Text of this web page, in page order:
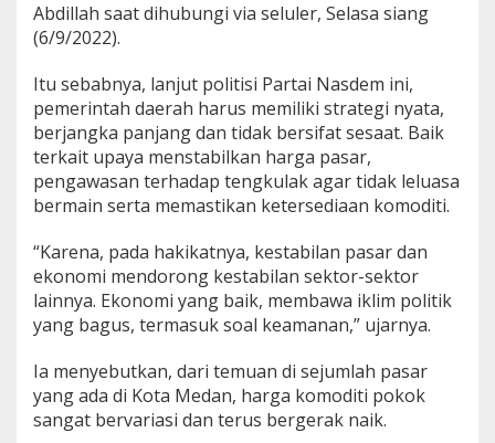
g
a
n
M
e
d
a
n
i
a
p
k
a
S
r
a
Abdillah saat dihubungi via seluler, Selasa siang
(6/9/2022).
Itu sebabnya, lanjut politisi Partai Nasdem ini,
pemerintah daerah harus memiliki strategi nyata,
berjangka panjang dan tidak bersifat sesaat. Baik
terkait upaya menstabilkan harga pasar,
pengawasan terhadap tengkulak agar tidak leluasa
bermain serta memastikan ketersediaan komoditi.
“Karena, pada hakikatnya, kestabilan pasar dan
ekonomi mendorong kestabilan sektor-sektor
lainnya. Ekonomi yang baik, membawa iklim politik
yang bagus, termasuk soal keamanan,” ujarnya.
Ia menyebutkan, dari temuan di sejumlah pasar
yang ada di Kota Medan, harga komoditi pokok
sangat bervariasi dan terus bergerak naik.